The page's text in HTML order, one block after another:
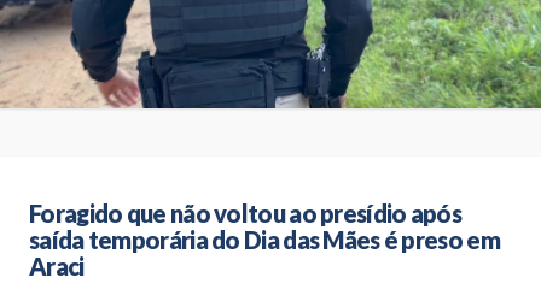
Foragido que não voltou ao presídio após
saída temporária do Dia das Mães é preso em
Araci